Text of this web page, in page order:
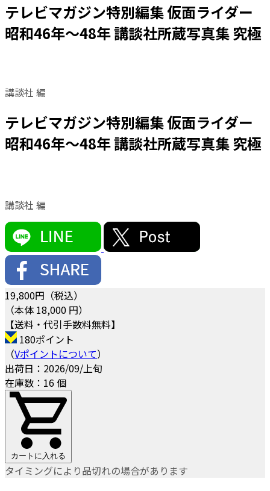
テレビマガジン特別編集 仮面ライダー
昭和46年～48年 講談社所蔵写真集 究極
講談社 編
テレビマガジン特別編集 仮面ライダー
昭和46年～48年 講談社所蔵写真集 究極
講談社 編
19,800円（税込）
（本体 18,000 円）
【送料・代引手数料無料】
180ポイント
（Vポイントについて）
出荷日：2026/09/上旬
在庫数：16 個
カートに入れる
タイミングにより品切れの場合があります